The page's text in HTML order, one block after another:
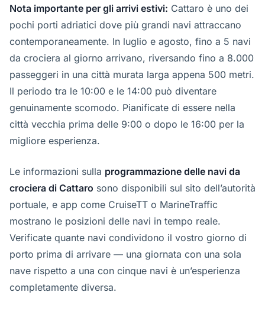
Nota importante per gli arrivi estivi: Cattaro è uno dei
pochi porti adriatici dove più grandi navi attraccano
contemporaneamente. In luglio e agosto, fino a 5 navi
da crociera al giorno arrivano, riversando fino a 8.000
passeggeri in una città murata larga appena 500 metri.
Il periodo tra le 10:00 e le 14:00 può diventare
genuinamente scomodo. Pianificate di essere nella
città vecchia prima delle 9:00 o dopo le 16:00 per la
migliore esperienza.
Le informazioni sulla programmazione delle navi da
crociera di Cattaro sono disponibili sul sito dell’autorità
portuale, e app come CruiseTT o MarineTraffic
mostrano le posizioni delle navi in tempo reale.
Verificate quante navi condividono il vostro giorno di
porto prima di arrivare — una giornata con una sola
nave rispetto a una con cinque navi è un’esperienza
completamente diversa.